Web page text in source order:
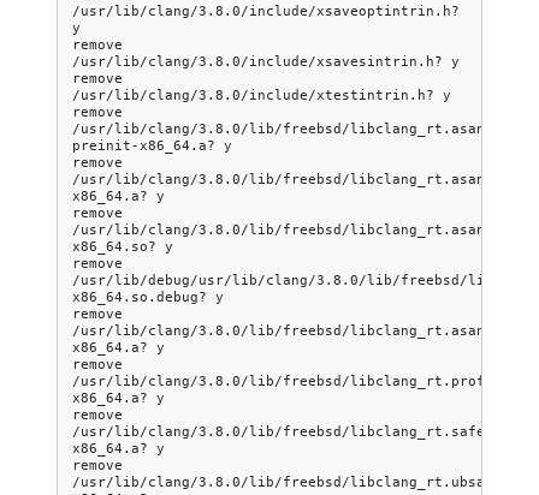
/usr/lib/clang/3.8.0/include/xsaveoptintrin.h?
y
remove
/usr/lib/clang/3.8.0/include/xsavesintrin.h? y
remove
/usr/lib/clang/3.8.0/include/xtestintrin.h? y
remove
/usr/lib/clang/3.8.0/lib/freebsd/libclang_rt.asan-
preinit-x86_64.a? y
remove
/usr/lib/clang/3.8.0/lib/freebsd/libclang_rt.asan-
x86_64.a? y
remove
/usr/lib/clang/3.8.0/lib/freebsd/libclang_rt.asan-
x86_64.so? y
remove
/usr/lib/debug/usr/lib/clang/3.8.0/lib/freebsd/
x86_64.so.debug? y
remove
/usr/lib/clang/3.8.0/lib/freebsd/libclang_rt.asan_cxx-
x86_64.a? y
remove
/usr/lib/clang/3.8.0/lib/freebsd/libclang_rt.profile-
x86_64.a? y
remove
/usr/lib/clang/3.8.0/lib/freebsd/libclang_rt.safestack-
x86_64.a? y
remove
/usr/lib/clang/3.8.0/lib/freebsd/